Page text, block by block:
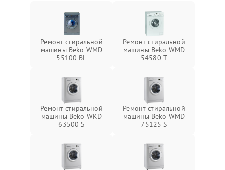
Ремонт стиральной
машины Beko WMD
55100 BL
Ремонт стиральной
машины Beko WMD
54580 T
Ремонт стиральной
машины Beko WKD
63500 S
Ремонт стиральной
машины Beko WMD
75125 S